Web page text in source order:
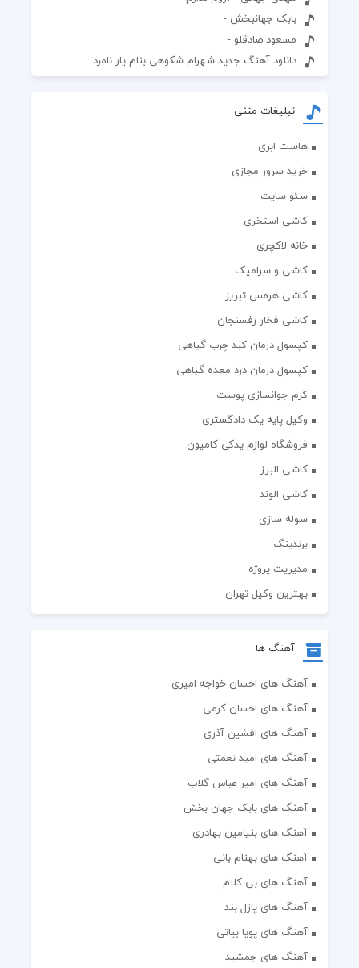
بابک جهانبخش -
مسعود صادقلو -
دانلود آهنگ جدید شهرام شکوهی بنام یار نامرد
تبلیغات متنی
هاست ابری
خرید سرور مجازی
سئو سایت
کاشی استخری
خانه لاکچری
کاشی و سرامیک
کاشی هرمس تبریز
کاشی فخار رفسنجان
کپسول درمان کبد چرب گیاهی
کپسول درمان درد معده گیاهی
کرم جوانسازی پوست
وکیل پایه یک دادگستری
فروشگاه لوازم یدکی کامیون
کاشی البرز
کاشی الوند
سوله سازی
برندینگ
مدیریت پروژه
بهترین وکیل تهران
آهنگ ها
آهنگ های احسان خواجه امیری
آهنگ های احسان کرمی
آهنگ های افشین آذری
آهنگ های امید نعمتی
آهنگ های امیر عباس گلاب
آهنگ های بابک جهان بخش
آهنگ های بنیامین بهادری
آهنگ های بهنام بانی
آهنگ های بی کلام
آهنگ های پازل بند
آهنگ های پویا بیاتی
آهنگ های جمشید